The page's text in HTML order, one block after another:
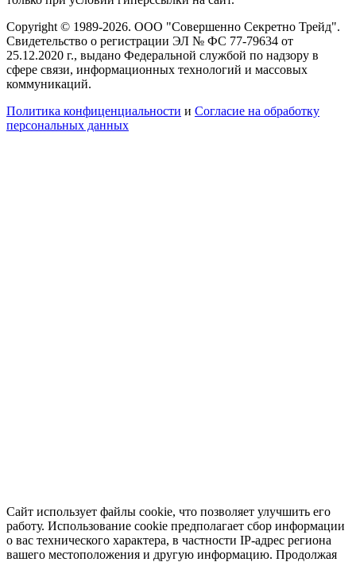
Copyright © 1989-2026. ООО "Совершенно Секретно Трейд".
Свидетельство о регистрации ЭЛ № ФС 77-79634 от
25.12.2020 г., выдано Федеральной службой по надзору в
сфере связи, информационных технологий и массовых
коммуникаций.
Политика конфиценциальности и Согласие на обработку
персональных данных
Сайт использует файлы cookie, что позволяет улучшить его
работу. Использование cookie предполагает сбор информации
о вас технического характера, в частности IP-адрес региона
вашего местоположения и другую информацию. Продолжая